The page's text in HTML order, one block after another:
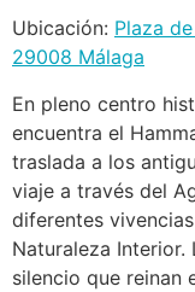
Ubicación: Plaza
29008 Málaga
En pleno centro
encuentra el
traslada a los
viaje a través del
diferentes
Naturaleza Interior.
silencio que reinan